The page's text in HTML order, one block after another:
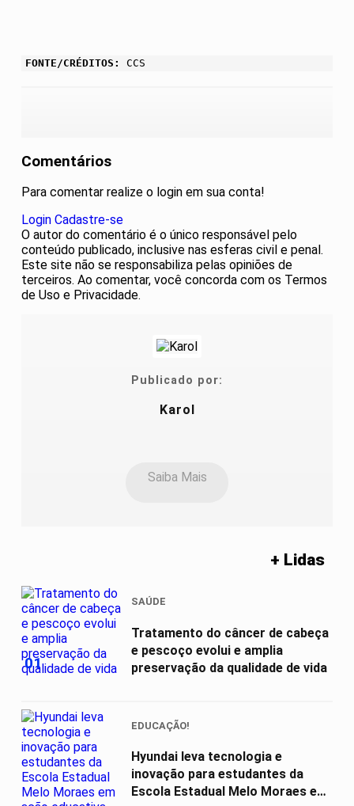
FONTE/CRÉDITOS: CCS
Comentários
Para comentar realize o login em sua conta!
Login Cadastre-se
O autor do comentário é o único responsável pelo
conteúdo publicado, inclusive nas esferas civil e penal.
Este site não se responsabiliza pelas opiniões de
terceiros. Ao comentar, você concorda com os Termos
de Uso e Privacidade.
Publicado por:
Karol
Saiba Mais
+ Lidas
01
SAÚDE
Tratamento do câncer de cabeça
e pescoço evolui e amplia
preservação da qualidade de vida
EDUCAÇÃO!
Hyundai leva tecnologia e
inovação para estudantes da
Escola Estadual Melo Moraes em